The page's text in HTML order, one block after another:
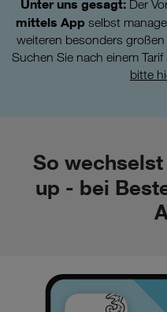
Unter uns gesagt: Der
mittels Appselbst
weiteren besonders
Suchen Sie nach einem
bitte
So
up - bei